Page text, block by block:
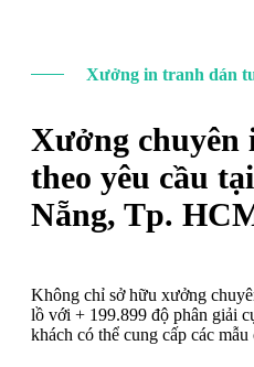
Xưởng in tranh dán
Xưởng
theo yêu cầu
Nẵng, Tp.
Không chỉ sở hữu xưởng
lồ với + 199.899 độ phân giải
khách có thể cung cấp các